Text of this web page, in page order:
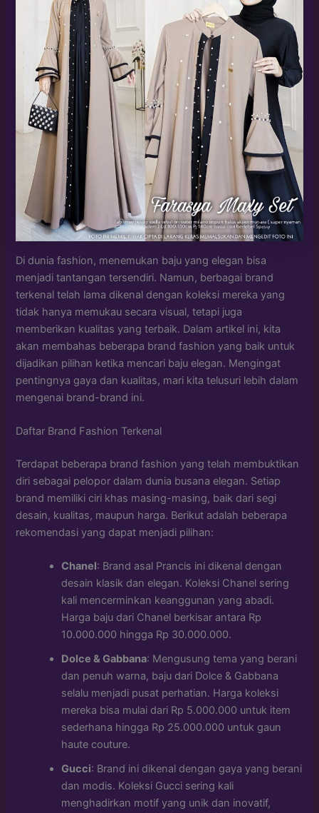
Di dunia fashion, menemukan baju yang elegan bisa
menjadi tantangan tersendiri. Namun, berbagai brand
terkenal telah lama dikenal dengan koleksi mereka yang
tidak hanya memukau secara visual, tetapi juga
memberikan kualitas yang terbaik. Dalam artikel ini, kita
akan membahas beberapa brand fashion yang baik untuk
dijadikan pilihan ketika mencari baju elegan. Mengingat
pentingnya gaya dan kualitas, mari kita telusuri lebih dalam
mengenai brand-brand ini.
Daftar Brand Fashion Terkenal
Terdapat beberapa brand fashion yang telah membuktikan
diri sebagai pelopor dalam dunia busana elegan. Setiap
brand memiliki ciri khas masing-masing, baik dari segi
desain, kualitas, maupun harga. Berikut adalah beberapa
rekomendasi yang dapat menjadi pilihan:
Chanel: Brand asal Prancis ini dikenal dengan
desain klasik dan elegan. Koleksi Chanel sering
kali mencerminkan keanggunan yang abadi.
Harga baju dari Chanel berkisar antara Rp
10.000.000 hingga Rp 30.000.000.
Dolce & Gabbana: Mengusung tema yang berani
dan penuh warna, baju dari Dolce & Gabbana
selalu menjadi pusat perhatian. Harga koleksi
mereka bisa mulai dari Rp 5.000.000 untuk item
sederhana hingga Rp 25.000.000 untuk gaun
haute couture.
Gucci: Brand ini dikenal dengan gaya yang berani
dan modis. Koleksi Gucci sering kali
menghadirkan motif yang unik dan inovatif,